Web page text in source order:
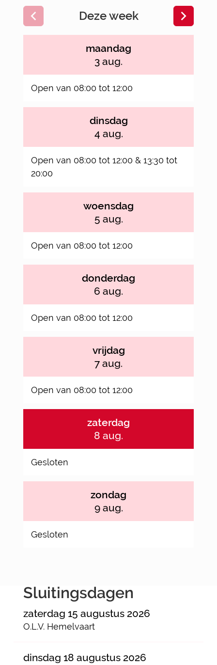
Deze week
Bekijk openingsuren van de week hiervoorBekijk
maandag
3 aug.
Open van 08:00 tot 12:00
dinsdag
4 aug.
Open van 08:00 tot 12:00 & 13:30 tot
20:00
woensdag
5 aug.
Open van 08:00 tot 12:00
donderdag
6 aug.
Open van 08:00 tot 12:00
vrijdag
7 aug.
Open van 08:00 tot 12:00
zaterdag
8 aug.
Gesloten
zondag
9 aug.
Gesloten
Sluitingsdagen
zaterdag 15 augustus 2026
O.L.V. Hemelvaart
dinsdag 18 augustus 2026